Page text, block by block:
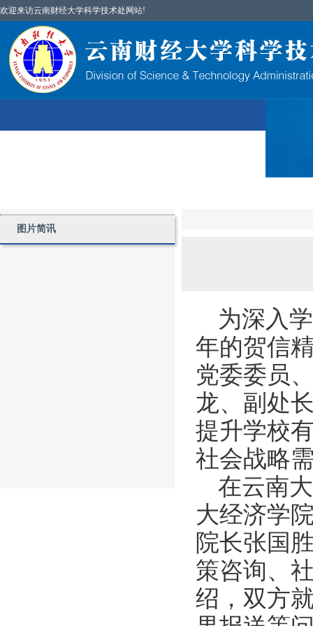
欢迎来访云南财经大学科学技术处网站!
图片简讯
为深入
年的贺信
党委委员
龙、副处
提升学校
社会战略
在云南
大经济学
院长张国
策咨询、
绍，双方